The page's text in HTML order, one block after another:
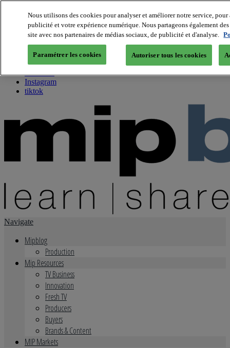
About us
Twitter
Facebook
Youtube
Instagram
tiktok
Navigate
Mipblog
Production
Mip Resources
TV Business
Innovation
Fresh TV
Producers
Buyers
Brands & Content
MIP Markets
Nous utilisons des cookies pour analyser et améliorer notre service,
publicité et votre expérience numérique. Nous partageons également
site avec nos partenaires de médias sociaux, de publicité et d'analyse.
Paramétrer les cookies Autoriser tous les cookies